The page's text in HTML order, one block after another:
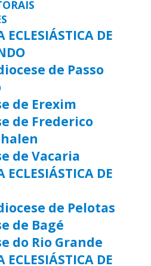
ECLESIÁSTICA DE
de Passo
de Erexim
de Frederico
de Vacaria
ECLESIÁSTICA DE
de Pelotas
de Bagé
do Rio Grande
ECLESIÁSTICA DE